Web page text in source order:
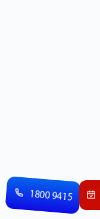
1800 9415